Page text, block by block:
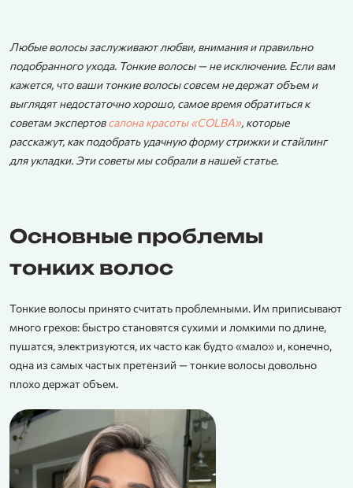
Любые волосы заслуживают любви, внимания и правильно
подобранного ухода. Тонкие волосы — не исключение. Если вам
кажется, что ваши тонкие волосы совсем не держат объем и
выглядят недостаточно хорошо, самое время обратиться к
советам экспертовсалона красоты «COLBA», которые
расскажут, как подобрать удачную форму стрижки и стайлинг
для укладки. Эти советы мы собрали в нашей статье.
Основные проблемы
тонких волос
Тонкие волосы принято считать проблемными. Им приписывают
много грехов: быстро становятся сухими и ломкими по длине,
пушатся, электризуются, их часто как будто «мало» и, конечно,
одна из самых частых претензий — тонкие волосы довольно
плохо держат объем.